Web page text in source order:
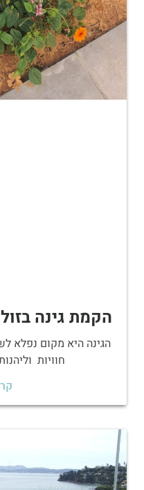
הקמת גינה
הגינה היא מקום נפלא
חוויות